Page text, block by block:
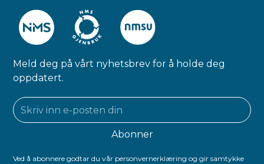
Meld deg på vårt nyhetsbrev for å holde deg
oppdatert.
Ved å abonnere godtar du vår personvernerklæring og gir samtykke